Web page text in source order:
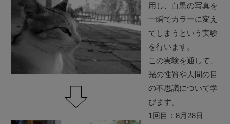
用し、白黒の写真を
一瞬でカラーに変え
てしまうという実験
を行います。
この実験を通して、
光の性質や人間の目
の不思議について学
びます。
1回目：8月28日